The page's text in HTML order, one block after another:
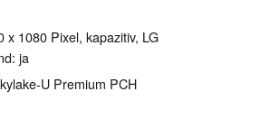
x 1080 Pixel, kapazitiv, LG
ja
U Premium PCH